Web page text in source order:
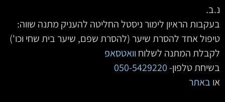
נ.ב.
בעקבות הראיון לימור ניסטל החליטה להעניק מתנה שווה:
טיפול אחד להסרת שיער (להסרת שפם, שיער בית שחי וכו')
לקבלת המתנה לשלוח וואטסאפ
בשיחת טלפון- 050-5429220
או באתר